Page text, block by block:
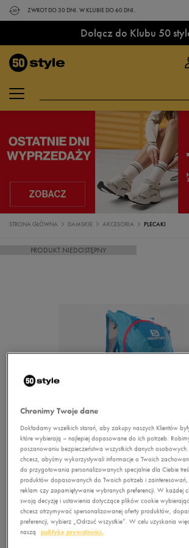
ZWROT DO 30 DNI. W KLUBIE DO 60 DNI.
Dołącz do Klubu 50
STRONA GŁÓWNA DAMSKIE AKCESORIA PLECAKI
PRODUKT NIEDOSTĘPNY
Chronimy Twoje dane
Dokładamy wszelkich starań, aby zakupy naszych Klientów
które wybierają – najlepiej dopasowane do ich potrzeb.
poszanowaniu bezpieczeństwa wszystkich danych
chcesz, abyśmy wykorzystywali informacje o Twoich
do przygotowania personalizowanych specjalnie dla Ciebie
produktów dopasowanych do Twoich potrzeb i
reklam czy zapamiętywanie wybranych preferencji. W każdej
swoją decyzję i ustawienia dotyczące plików cookie wybierając
chcesz otrzymywać spersonalizowanej oferty produktów,
preferencji, wybierz „Odrzuć wszystkie”. W celu uzyskania
naszą
politykę prywatności.